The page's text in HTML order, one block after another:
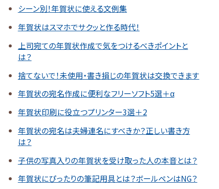
シーン別！年賀状に使える文例集
年賀状はスマホでサクッと作る時代！
上司宛ての年賀状作成で気をつけるべきポイントと
は？
捨てないで！未使用・書き損じの年賀状は交換できます
年賀状の宛名作成に便利なフリーソフト5選＋α
年賀状印刷に役立つプリンター3選＋2
年賀状の宛名は夫婦連名にすべきか？正しい書き方
は？
子供の写真入りの年賀状を受け取った人の本音とは？
年賀状にぴったりの筆記用具とは？ボールペンはNG？